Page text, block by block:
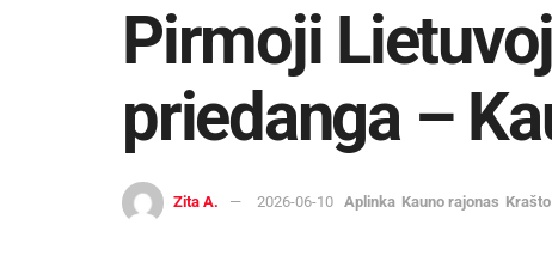
Pirmoji
priedanga –
Zita A. 2026-06-10 Aplinka Kauno rajonas